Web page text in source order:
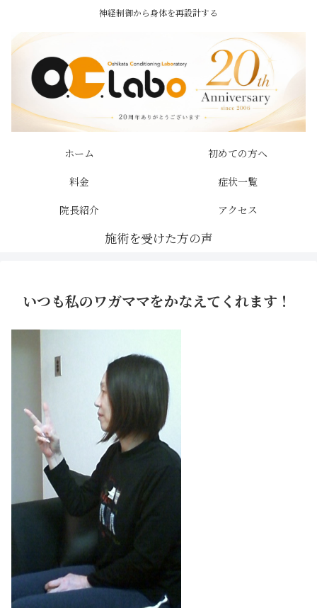
神経制御から身体を再設計する
ホーム
初めての方へ
料金
症状一覧
院長紹介
アクセス
いつも私のワガママをかなえてくれます！